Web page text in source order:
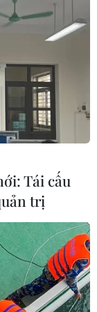
Tái cấu
trị